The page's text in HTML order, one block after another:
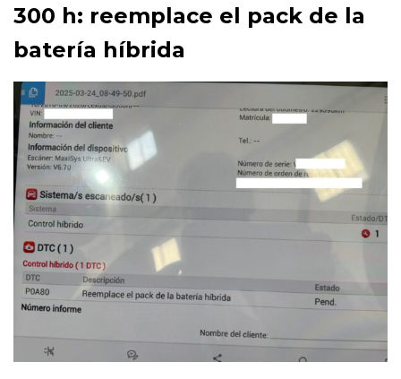
300 h: reemplace el pack de la
batería híbrida